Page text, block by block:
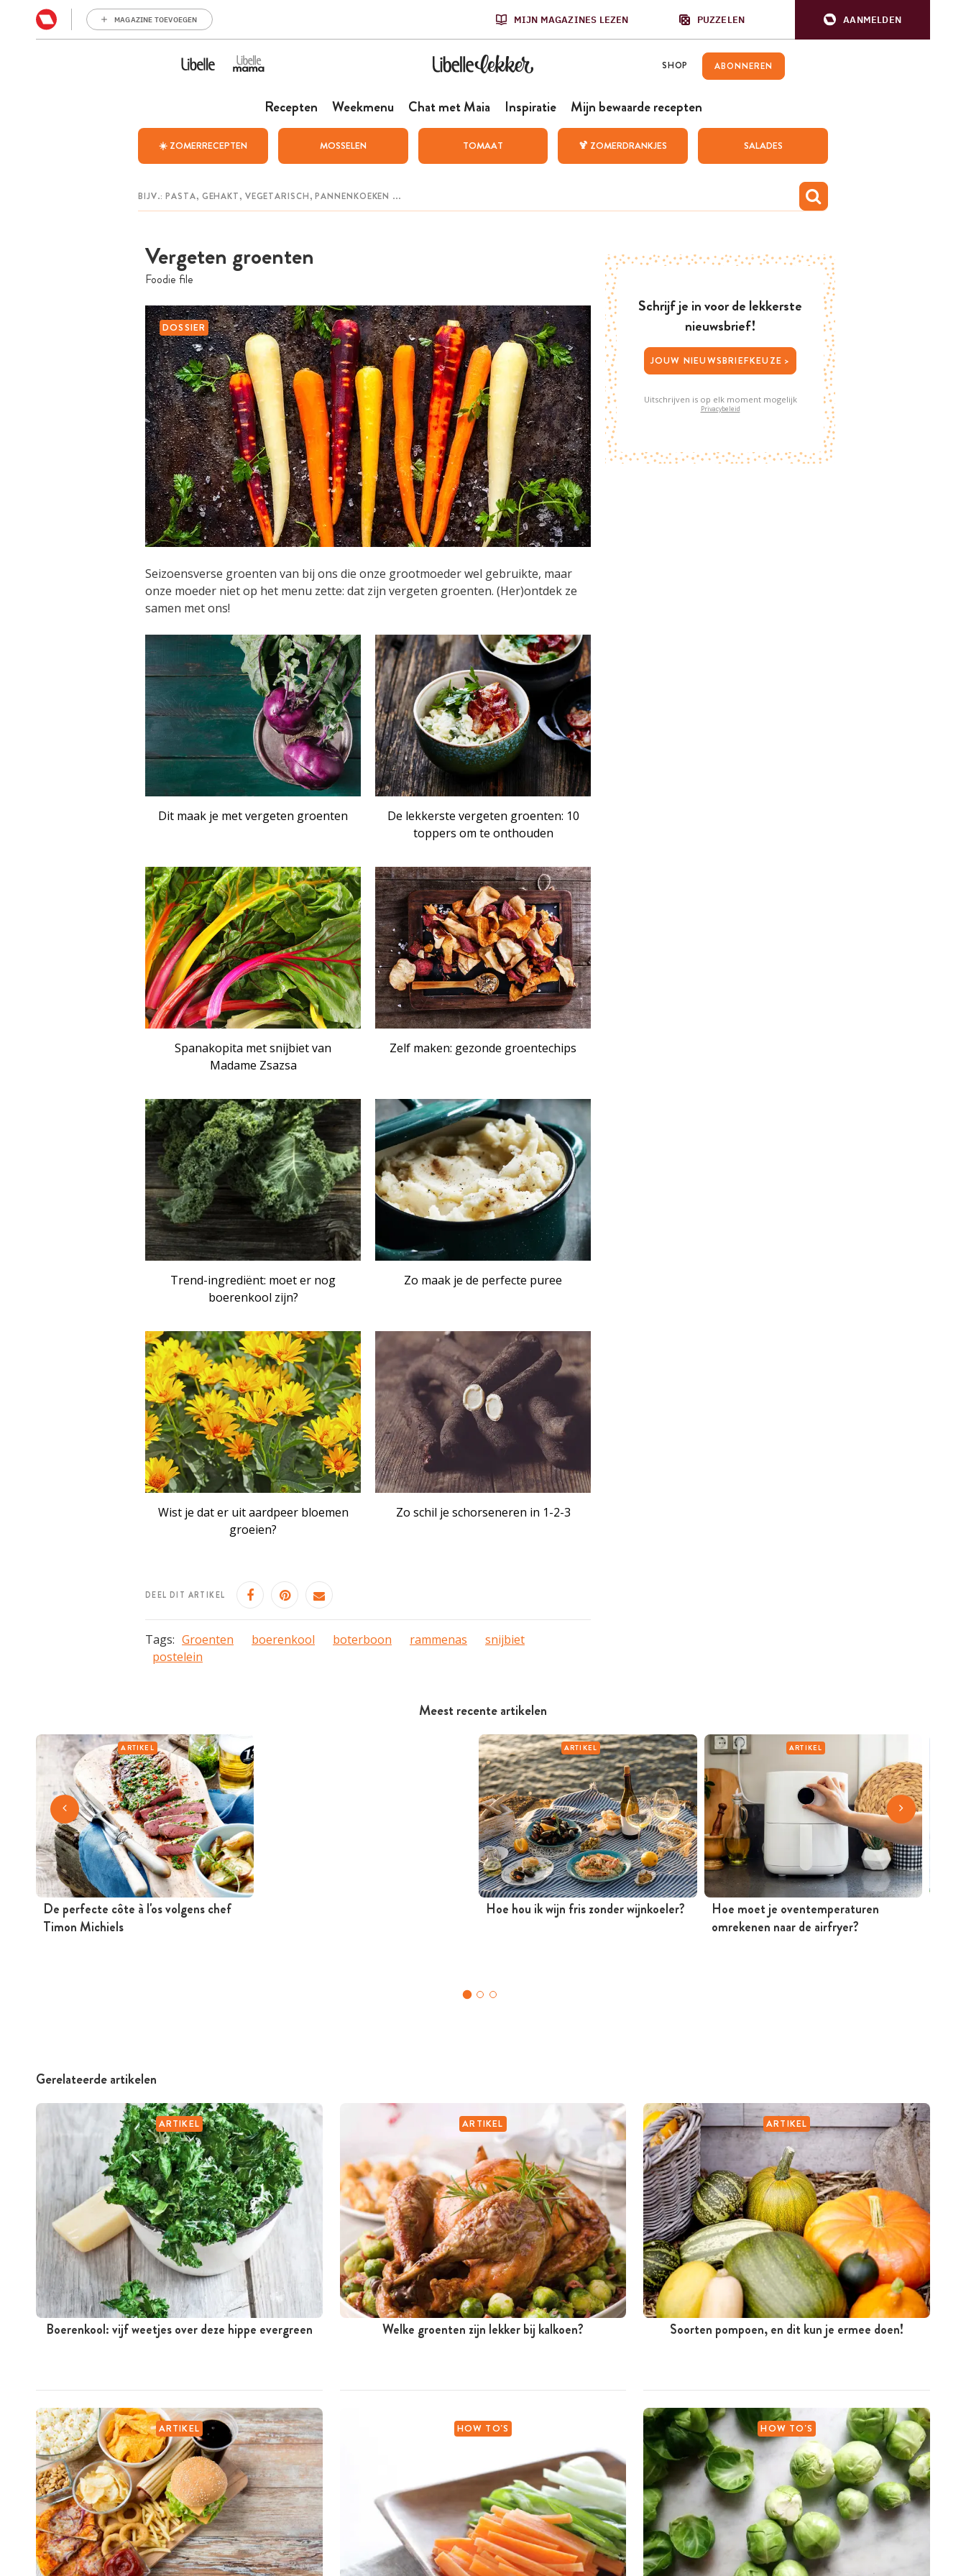
MAGAZINE TOEVOEGEN MIJN MAGAZINES LEZEN PUZZELEN AANMELDEN
SHOP ABONNEREN
Recepten Weekmenu Chat met Maia Inspiratie Mijn bewaarde recepten
☀️ ZOMERRECEPTEN MOSSELEN TOMAAT 🍹 ZOMERDRANKJES SALADES
Meest recente artikelen
ARTIKEL
De perfecte côte à l'os volgens chef
Timon Michiels
ARTIKEL
Hoe hou ik wijn fris zonder wijnkoeler?
ARTIKEL
Hoe moet je oventemperaturen
omrekenen naar de airfryer?
Vergeten groenten
Foodie file
DOSSIER
Seizoensverse groenten van bij ons die onze grootmoeder wel gebruikte, maar
onze moeder niet op het menu zette: dat zijn vergeten groenten. (Her)ontdek ze
samen met ons!
RECEPTENSET
Dit maak je met vergeten groenten
ARTIKEL
De lekkerste vergeten groenten: 10
toppers om te onthouden
ARTIKEL
Spanakopita met snijbiet van
Madame Zsazsa
ARTIKEL
Zelf maken: gezonde groentechips
ARTIKEL
Trend-ingrediënt: moet er nog
boerenkool zijn?
ARTIKEL
Zo maak je de perfecte puree
ARTIKEL
Wist je dat er uit aardpeer bloemen
groeien?
ARTIKEL
Zo schil je schorseneren in 1-2-3
DEEL DIT ARTIKEL
Tags: Groenten boerenkool boterboon rammenas
snijbiet
postelein
Schrijf je in voor de lekkerste
nieuwsbrief!
JOUW NIEUWSBRIEFKEUZE >
Uitschrijven is op elk moment mogelijk
Privacybeleid
Gerelateerde artikelen
ARTIKEL
Boerenkool: vijf weetjes over deze hippe evergreen
ARTIKEL
Welke groenten zijn lekker bij kalkoen?
ARTIKEL
Soorten pompoen, en dit kun je ermee doen!
ARTIKEL HOW TO'S HOW TO'S